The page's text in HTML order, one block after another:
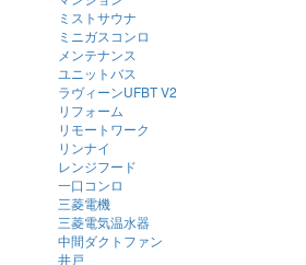
ミストサウナ
ミニガスコンロ
メンテナンス
ユニットバス
ラヴィーンUFBT V2
リフォーム
リモートワーク
リンナイ
レンジフード
一口コンロ
三菱電機
三菱電気温水器
中間ダクトファン
井戸